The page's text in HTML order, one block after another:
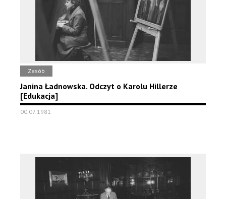
Zasób
Janina Ładnowska. Odczyt o Karolu Hillerze
[Edukacja]
00.07.1981